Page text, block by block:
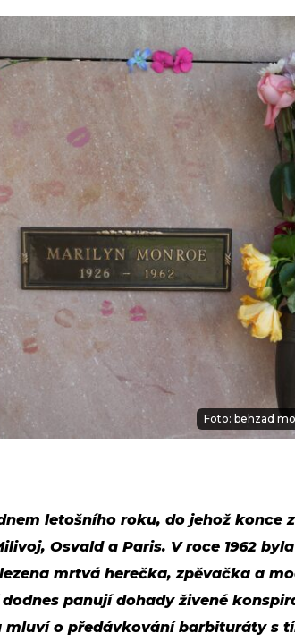
PLAYLIST
JAK NALADIT
Foto: behzad
letošního roku, do jehož konce
Osvald a Paris. V roce 1962
mrtvá herečka, zpěvačka a
panují dohady živené
o předávkování barbituráty s